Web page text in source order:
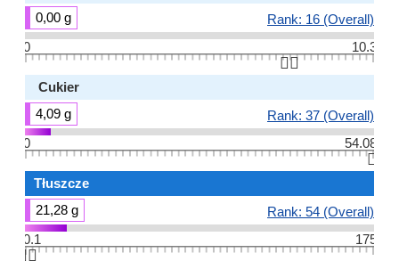
0,00 g
Rank: 16 (Overall)
0
10.3
👆🏻
Cukier
4,09 g
Rank: 37 (Overall)
0
54.08
👆🏻
Tłuszcze
21,28 g
Rank: 54 (Overall)
0.1
175
👆🏻